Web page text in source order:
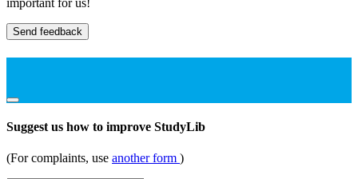
important for us!
Send feedback
Suggest us how to improve StudyLib
(For complaints, use another form )